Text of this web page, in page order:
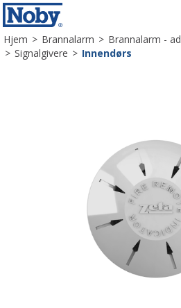
Hjem>Brannalarm>Brannalarm -
>Signalgivere>Innendørs